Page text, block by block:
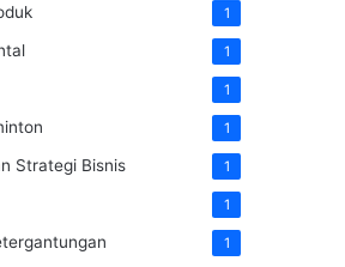
1
1
1
1
Strategi Bisnis 1
1
1